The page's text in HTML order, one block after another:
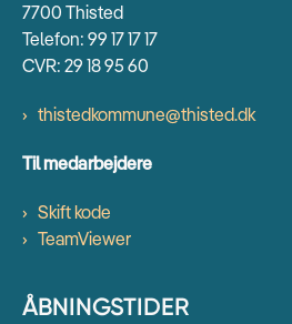
7700 Thisted
Telefon: 99 17 17 17
CVR: 29 18 95 60
thistedkommune@thisted.dk
Til medarbejdere
Skift kode
TeamViewer
ÅBNINGSTIDER